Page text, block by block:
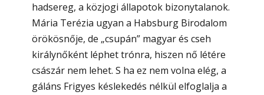
hadsereg, a közjogi állapotok bizonytalanok.
Mária Terézia ugyan a Habsburg Birodalom
örökösnője, de „csupán” magyar és cseh
királynőként léphet trónra, hiszen nő létére
császár nem lehet. S ha ez nem volna elég, a
gáláns Frigyes késlekedés nélkül elfoglalja a